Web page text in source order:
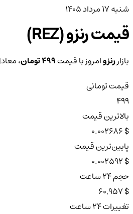
شنبه ۱۷ مرداد ۱۴۰۵
قیمت رنزو (REZ)
بازاررنزوامروز با قیمت499 تومان ،
قیمت تومانی
499
بالاترین قیمت
$ 0.002686
پایین‌ترین قیمت
$ 0.002592
حجم ۲۴ ساعت
$ 60,957
تغییرات ۲۴ ساعت